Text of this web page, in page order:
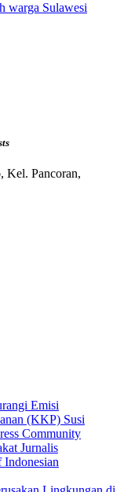
warga Sulawesi
Kel. Pancoran,
Emisi